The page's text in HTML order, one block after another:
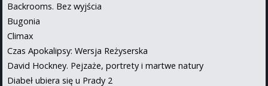
Backrooms. Bez wyjścia
Bugonia
Climax
Czas Apokalipsy: Wersja Reżyserska
David Hockney. Pejzaże, portrety i martwe natury
Diabeł ubiera się u Prady 2